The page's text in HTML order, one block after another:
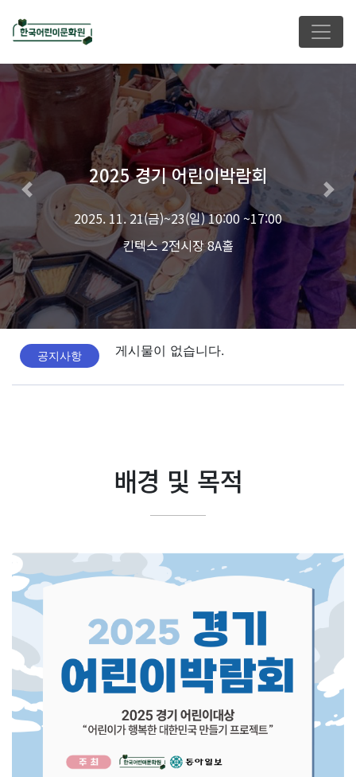
2025 경기 어린이박람회
2025. 11. 21(금)~23(일) 10:00 ~17:00
킨텍스 2전시장 8A홀
Previous Next
공지사항 게시물이 없습니다.
배경 및 목적